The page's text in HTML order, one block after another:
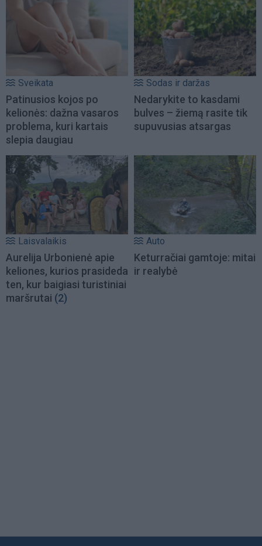
Sveikata
Patinusios kojos po
kelionės: dažna vasaros
problema, kuri kartais
slepia daugiau
Sodas ir daržas
Nedarykite to kasdami
bulves – žiemą rasite tik
supuvusias atsargas
Laisvalaikis
Aurelija Urbonienė apie
keliones, kurios prasideda
ten, kur baigiasi turistiniai
maršrutai (2)
Auto
Keturračiai gamtoje: mitai
ir realybė